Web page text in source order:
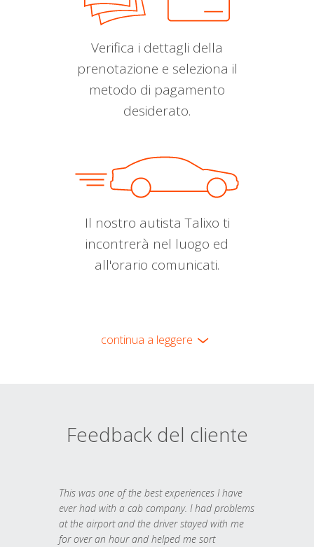
Verifica i dettagli della
prenotazione e seleziona il
metodo di pagamento
desiderato.
Il nostro autista Talixo ti
incontrerà nel luogo ed
all'orario comunicati.
continua a leggere
Feedback del cliente
This was one of the best experiences I have
ever had with a cab company. I had problems
at the airport and the driver stayed with me
for over an hour and helped me sort